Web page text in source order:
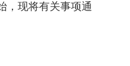
，现将有关事项通